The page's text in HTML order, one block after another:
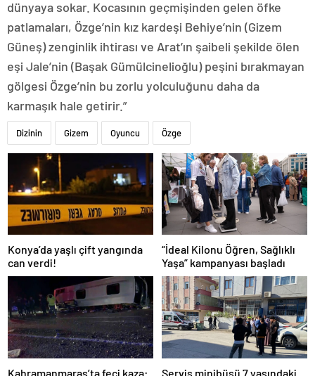
dünyaya sokar. Kocasının geçmişinden gelen öfke
patlamaları, Özge’nin kız kardeşi Behiye’nin (Gizem
Güneş) zenginlik ihtirası ve Arat’ın şaibeli şekilde ölen
eşi Jale’nin (Başak Gümülcinelioğlu) peşini bırakmayan
gölgesi Özge’nin bu zorlu yolculuğunu daha da
karmaşık hale getirir.”
Dizinin Gizem Oyuncu Özge
Konya’da yaşlı çift yangında
can verdi!
“İdeal Kilonu Öğren, Sağlıklı
Yaşa” kampanyası başladı
Kahramanmaraş’ta feci kaza: Servis minibüsü 7 yaşındaki